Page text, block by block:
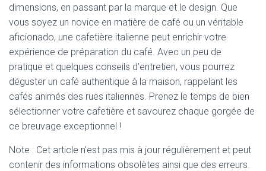
dimensions, en passant par la marque et le design. Que
vous soyez un novice en matière de café ou un véritable
aficionado, une cafetière italienne peut enrichir votre
expérience de préparation du café. Avec un peu de
pratique et quelques conseils d’entretien, vous pourrez
déguster un café authentique à la maison, rappelant les
cafés animés des rues italiennes. Prenez le temps de bien
sélectionner votre cafetière et savourez chaque gorgée de
ce breuvage exceptionnel !
Note : Cet article n'est pas mis à jour régulièrement et peut
contenir des informations obsolètes ainsi que des erreurs.